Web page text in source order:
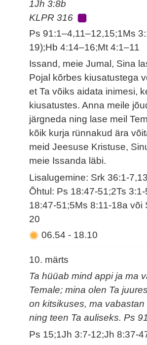
1Jh 3:8b
KLPR 316
Ps 91:1–4,11–12,15;1Ms
19);Hb 4:14–16;Mt 4:1–11
Issand, meie Jumal, Sina
Pojal kõrbes kiusatustega
et Ta võiks aidata inimesi,
kiusatustes. Anna meile
järgneda ning lase meil
kõik kurja rünnakud ära
meid Jeesuse Kristuse,
meie Issanda läbi.
Lisalugemine: Srk 36:1-
Õhtul: Ps 18:47-51;2Ts
18:47-51;5Ms 8:11-18a või
20
06.54- 18.10
10. märts
Ta hüüab mind appi ja ma
Temale; mina olen Ta
on kitsikuses, ma vabastan
ning teen Ta auliseks. Ps
Ps 15;1Jh 3:7-12;Jh 8:37-